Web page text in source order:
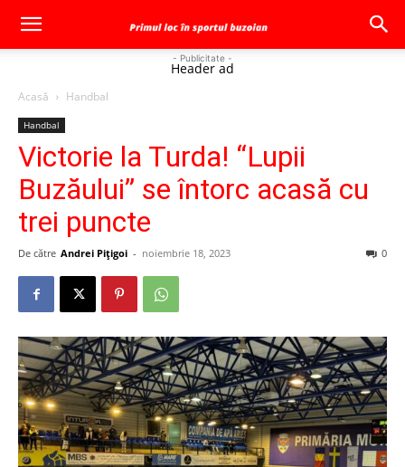
- Publicitate -
Header ad
Acasă Handbal
Handbal
Victorie la Turda! “Lupii
Buzăului” se întorc acasă cu
trei puncte
De către Andrei Pițigoi - noiembrie 18, 2023 0